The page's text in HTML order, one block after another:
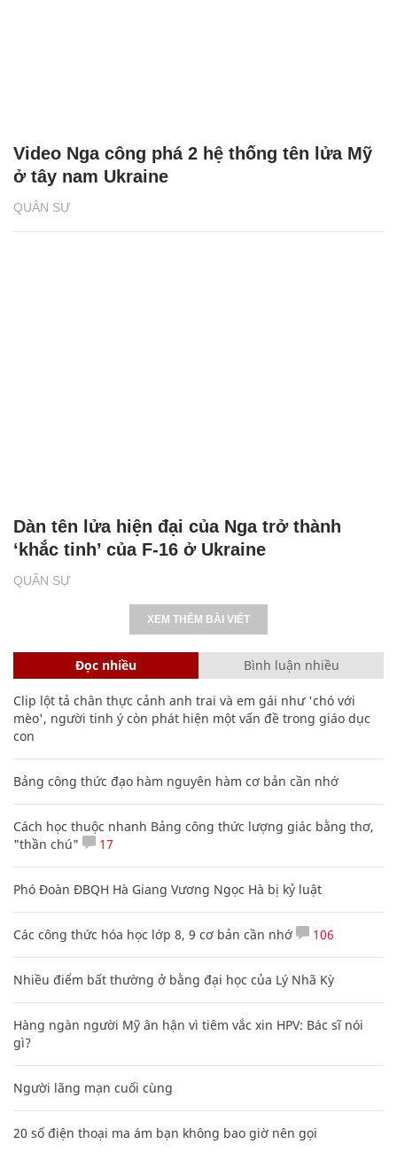
QUÂN SỰ
Video Nga công phá 2 hệ thống tên lửa Mỹ
ở tây nam Ukraine
QUÂN SỰ
Dàn tên lửa hiện đại của Nga trở thành
‘khắc tinh’ của F-16 ở Ukraine
XEM THÊM BÀI VIẾT
Đọc nhiều Bình luận nhiều
Clip lột tả chân thực cảnh anh trai và em gái như 'chó với
mèo', người tinh ý còn phát hiện một vấn đề trong giáo dục
con
Bảng công thức đạo hàm nguyên hàm cơ bản cần nhớ
Cách học thuộc nhanh Bảng công thức lượng giác bằng thơ,
"thần chú"
17
Phó Đoàn ĐBQH Hà Giang Vương Ngọc Hà bị kỷ luật
Các công thức hóa học lớp 8, 9 cơ bản cần nhớ 106
Nhiều điểm bất thường ở bằng đại học của Lý Nhã Kỳ
Hàng ngàn người Mỹ ân hận vì tiêm vắc xin HPV: Bác sĩ nói
gì?
Người lãng mạn cuối cùng
20 số điện thoại ma ám bạn không bao giờ nên gọi